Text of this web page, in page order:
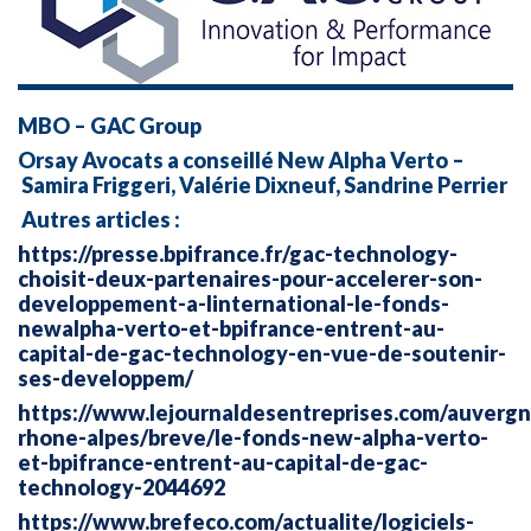
MBO – GAC Group
Orsay Avocats a conseillé New Alpha Verto –
Samira Friggeri, Valérie Dixneuf, Sandrine Perrier
Autres articles :
https://presse.bpifrance.fr/gac-technology-
choisit-deux-partenaires-pour-accelerer-son-
developpement-a-linternational-le-fonds-
newalpha-verto-et-bpifrance-entrent-au-
capital-de-gac-technology-en-vue-de-soutenir-
ses-developpem/
https://www.lejournaldesentreprises.com/
rhone-alpes/breve/le-fonds-new-alpha-verto-
et-bpifrance-entrent-au-capital-de-gac-
technology-2044692
https://www.brefeco.com/actualite/logiciels-